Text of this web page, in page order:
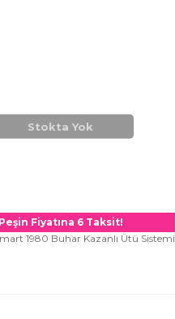
Stokta Yok
Peşin Fiyatına 6 Taksit!
1980 Buhar Kazanlı Ütü Sistemi